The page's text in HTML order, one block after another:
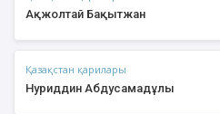
Ақжолтай Бақытжан
Қазақстан қарилары
Нуриддин Абдусамадұлы